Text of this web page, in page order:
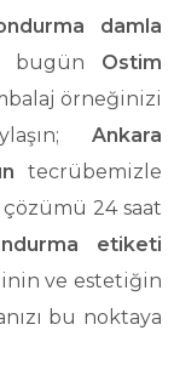
damla
bugün Ostim
örneğinizi
Ankara
tecrübemizle
24 saat
etiketi
ve estetiğin
bu noktaya